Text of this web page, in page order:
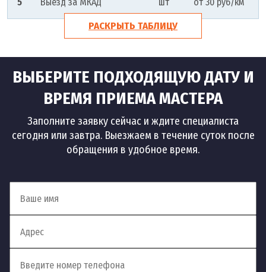
РАСКРЫТЬ ТАБЛИЦУ
ВЫБЕРИТЕ ПОДХОДЯЩУЮ ДАТУ И
ВРЕМЯ ПРИЕМА МАСТЕРА
Заполните заявку сейчас и ждите специалиста
сегодня или завтра. Выезжаем в течение суток после
обращения в удобное время.